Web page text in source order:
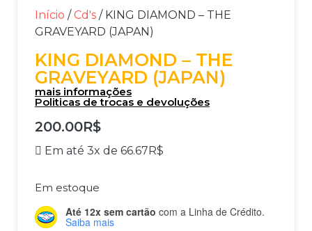
Início / Cd's / KING DIAMOND – THE
GRAVEYARD (JAPAN)
KING DIAMOND – THE
GRAVEYARD (JAPAN)
mais informações
Politicas de trocas e devoluções
200.00R$
Em até 3x de 66.67R$
Em estoque
Até 12x sem cartão com a Linha de Crédito.
Saiba mais